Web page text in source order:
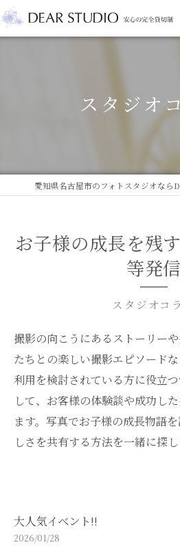
スタジオ
お子様の成長を残
等発信
スタジオコ
撮影の向こうにあるストーリー
たちとの楽しい撮影エピソード
利用を検討されている方に役立
して、お客様の体験談や成功し
ます。写真でお子様の成長物語
しさを共有する方法を一緒に探し
大人気イベント!!
2026/01/28